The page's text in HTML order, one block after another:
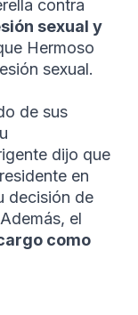
contra
sexual y
Hermoso
sexual.
de sus
dijo que
en
decisión de
el
como